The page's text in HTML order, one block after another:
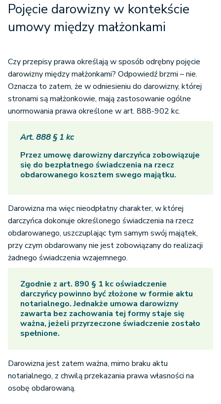
Pojęcie darowizny w kontekście
umowy między małżonkami
Czy przepisy prawa określają w sposób odrębny pojęcie
darowizny między małżonkami? Odpowiedź brzmi – nie.
Oznacza to zatem, że w odniesieniu do darowizny, której
stronami są małżonkowie, mają zastosowanie ogólne
unormowania prawa określone w art. 888-902 kc.
Art. 888 § 1 kc
Przez umowę darowizny darczyńca zobowiązuje
się do bezpłatnego świadczenia na rzecz
obdarowanego kosztem swego majątku.
Darowizna ma więc nieodpłatny charakter, w której
darczyńca dokonuje określonego świadczenia na rzecz
obdarowanego, uszczuplając tym samym swój majątek,
przy czym obdarowany nie jest zobowiązany do realizacji
żadnego świadczenia wzajemnego.
Zgodnie z art. 890 § 1 kc oświadczenie
darczyńcy powinno być złożone w formie aktu
notarialnego. Jednakże umowa darowizny
zawarta bez zachowania tej formy staje się
ważna, jeżeli przyrzeczone świadczenie zostało
spełnione.
Darowizna jest zatem ważna, mimo braku aktu
notarialnego, z chwilą przekazania prawa własności na
osobę obdarowaną.